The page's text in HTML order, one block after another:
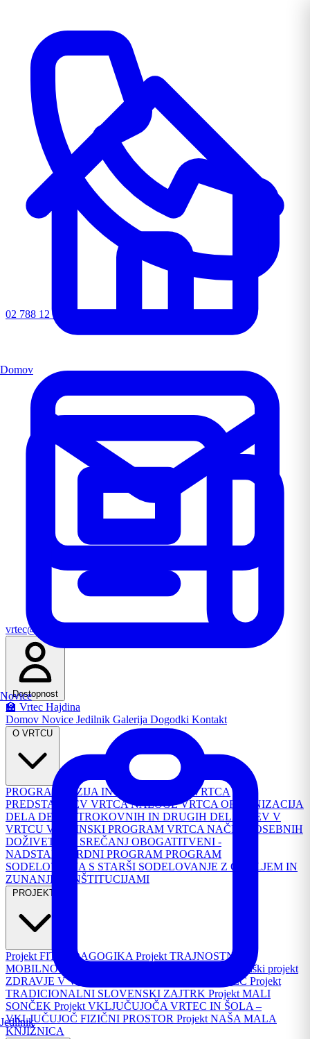
02 788 12 72
vrtec@os-hajdina.si
Dostopnost
🏫 Vrtec Hajdina
Domov Novice Jedilnik Galerija Dogodki Kontakt
O VRTCU
PROGRAM
VIZIJA IN POSLANSTVO VRTCA
PREDSTAVITEV VRTCANALOGE VRTCA ORGANIZACIJA
DELA DELO STROKOVNIH IN DRUGIH DELAVCEV V
VRTCU VSEBINSKI PROGRAM VRTCA NAČRT POSEBNIH
DOŽIVETIJ IN SREČANJ OBOGATITVENI -
NADSTANDARDNI PROGRAM PROGRAM
SODELOVANJA S STARŠI SODELOVANJE Z OKOLJEM IN
ZUNANJIMI INŠTITUCIJAMI
PROJEKTI
Projekt FIT PEDAGOGIKA Projekt TRAJNOSTNA
MOBILNOST
Republiški projekt
ZDRAVJE V VRTCU
Projekt TURIZEM IN VRTEC Projekt
TRADICIONALNI SLOVENSKI ZAJTRK Projekt MALI
SONČEK Projekt VKLJUČUJOČA VRTEC IN ŠOLA –
VKLJUČUJOČ FIZIČNI PROSTOR Projekt NAŠA MALA
KNJIŽNICA
Domov
Novice
Jedilnik